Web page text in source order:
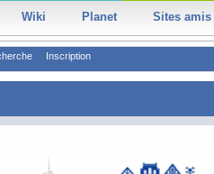
Wiki Planet Sites amis
Inscription